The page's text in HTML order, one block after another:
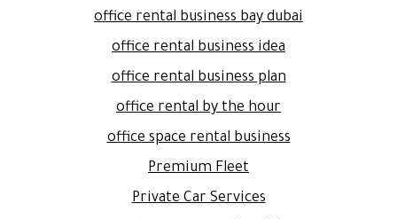
office rental business bay dubai
office rental business idea
office rental business plan
office rental by the hour
office space rental business
Premium Fleet
Private Car Services